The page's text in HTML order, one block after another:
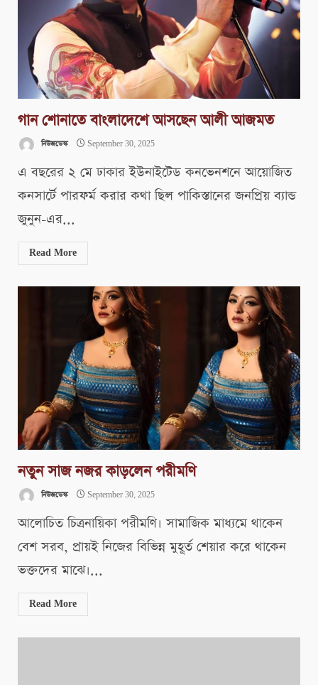
গান শোনাতে বাংলাদেশে আসছেন আলী আজমত
নিউজডেস্ক September 30, 2025
এ বছরের ২ মে ঢাকার ইউনাইটেড কনভেনশনে আয়োজিত
কনসার্টে পারফর্ম করার কথা ছিল পাকিস্তানের জনপ্রিয় ব্যান্ড
জুনুন-এর...
Read More
নতুন সাজ নজর কাড়লেন পরীমণি
নিউজডেস্ক September 30, 2025
আলোচিত চিত্রনায়িকা পরীমণি। সামাজিক মাধ্যমে থাকেন
বেশ সরব, প্রায়ই নিজের বিভিন্ন মুহূর্ত শেয়ার করে থাকেন
ভক্তদের মাঝে।...
Read More